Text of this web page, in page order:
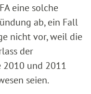
eine solche
ab, ein Fall
nicht vor, weil die
der
2010 und 2011
seien.